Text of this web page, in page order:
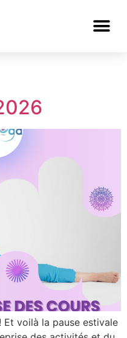
Et voilà la pause estivale